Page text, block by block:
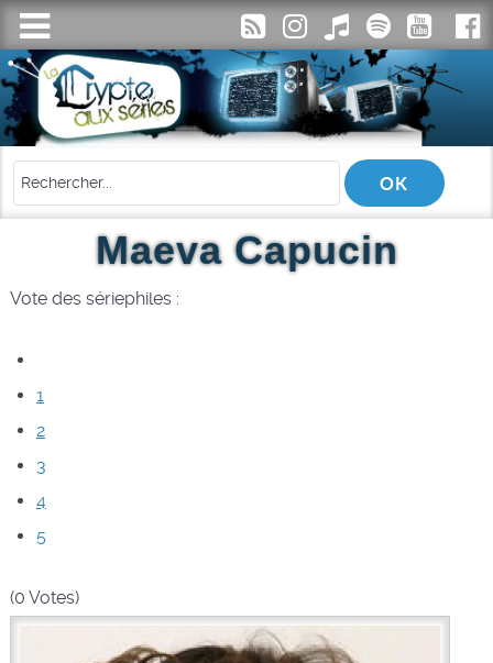
Maeva Capucin
Vote des sériephiles :
1
2
3
4
5
(0 Votes)